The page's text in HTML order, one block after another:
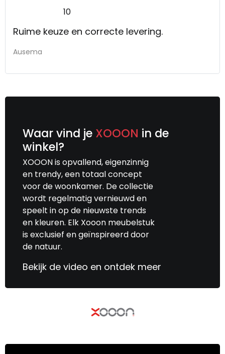
10
Ruime keuze en correcte levering.
Ausema
Waar vind je XOOON in de
winkel?
XOOON is opvallend, eigenzinnig
en trendy, een totaal concept
voor de woonkamer. De collectie
wordt regelmatig vernieuwd en
speelt in op de nieuwste trends
en kleuren. Elk Xooon meubelstuk
is exclusief en geïnspireerd door
de natuur.
Bekijk de video en ontdek meer